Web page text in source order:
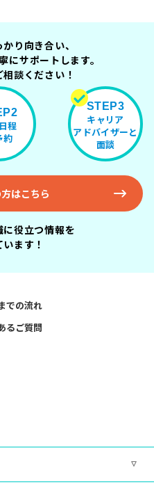
り向き合い、
にサポートします。
談ください！
程
約
STEP3
キャリア
アドバイザーと
面談
はこちら
に役立つ情報を
ます！
での流れ
るご質問